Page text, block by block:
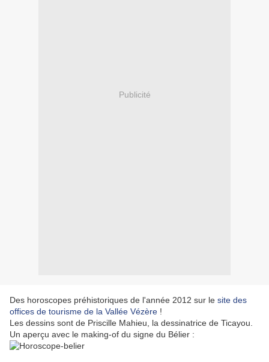
Publicité
Des horoscopes préhistoriques de l'année 2012 sur le site des
offices de tourisme de la Vallée Vézère !
Les dessins sont de Priscille Mahieu, la dessinatrice de Ticayou.
Un aperçu avec le making-of du signe du Bélier :